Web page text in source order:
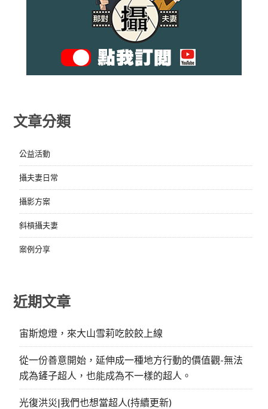
文章分類
公益活動
攝夫妻日常
攝影方案
斜槓攝夫妻
案例分享
近期文章
宙斯熄燈，來大山雪莉吃餃餃上線
從一份善意開始，延伸成一種地方行動的價值觀-無法
成為鏟子超人，也能成為不一樣的超人。
光復洪災|我們也想當超人(持續更新)